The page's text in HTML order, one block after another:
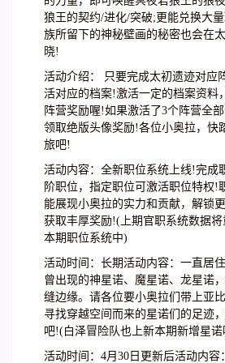
狼王的契约/进化/突破;更能兑换大
族所留下的神秘壁画的秘密也会在
晓!
活动介绍： 只要完成太初遗迹对应
活对应的档案!激活一定的档案资料
阵营奖励喔!如果激活了3个阵营全
领取绝版头像奖励!各位小奥拉，快
旅吧!
活动内容：全新职位系统上线!完成
阶职位，指定职位可激活职位特权!
能展现小奥拉的实力和贡献，解锁
获取丰厚奖励!(上期官职系统数据将
本期职位系统中)
活动时间：长期活动内容：一直居
曾出现的神星诺、魔星诺、龙星诺
缝边缘。请各位要小奥拉们带上亚
寻找穿越空间而来的星诺们的足迹
吧!(白泽冒险队也上新本期新增星诺
活动时间：4月30日更新后活动内容